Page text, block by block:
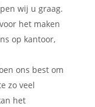
wij u graag.
het maken
op kantoor,
ons best om
zo veel
het